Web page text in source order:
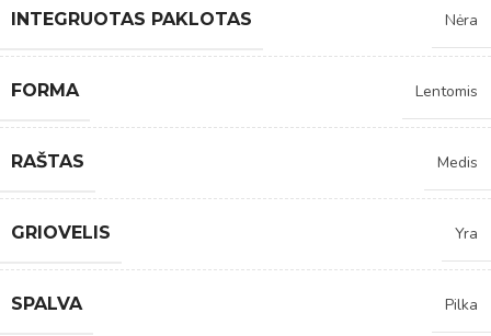
INTEGRUOTAS PAKLOTAS Nėra
FORMA Lentomis
RAŠTAS Medis
GRIOVELIS Yra
SPALVA Pilka